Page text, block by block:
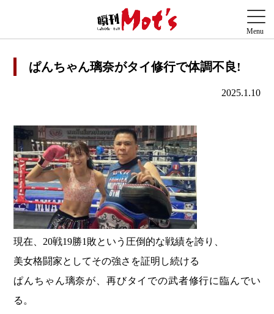
ぱんちゃん璃奈がタイ修行で体調不良!
2025.1.10
現在、20戦19勝1敗という圧倒的な戦績を誇り、
美女格闘家としてその強さを証明し続ける
ぱんちゃん璃奈が、再びタイでの武者修行に臨んでい
る。